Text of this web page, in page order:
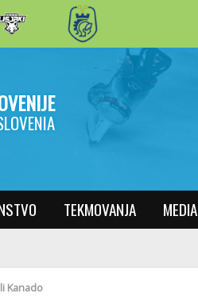
TEKMOVANJA MEDIA
Kanado